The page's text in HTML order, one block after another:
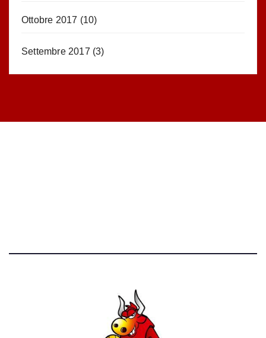
Ottobre 2017 (10)
Settembre 2017 (3)